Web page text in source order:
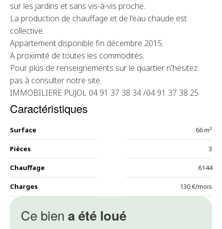
Ce bien a été loué
sur les jardins et sans vis-à-vis proche.
La production de chauffage et de l'eau chaude est
collective.
Appartement disponible fin décembre 2015.
A proximité de toutes les commodités.
Pour plus de renseignements sur le quartier n'hésitez
pas à consulter notre site.
IMMOBILIERE PUJOL 04 91 37 38 34 /04 91 37 38 25
Caractéristiques
Surface 66 m²
Pièces 3
Chauffage 6144
Charges 130 €/mois